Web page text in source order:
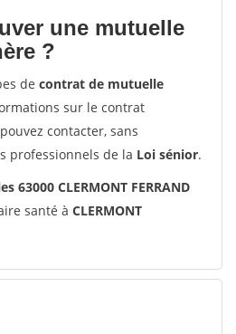
une mutuelle
?
de contrat de mutuelle
sur le contrat
contacter, sans
professionnels de la Loi sénior.
63000 CLERMONT FERRAND
santé à CLERMONT